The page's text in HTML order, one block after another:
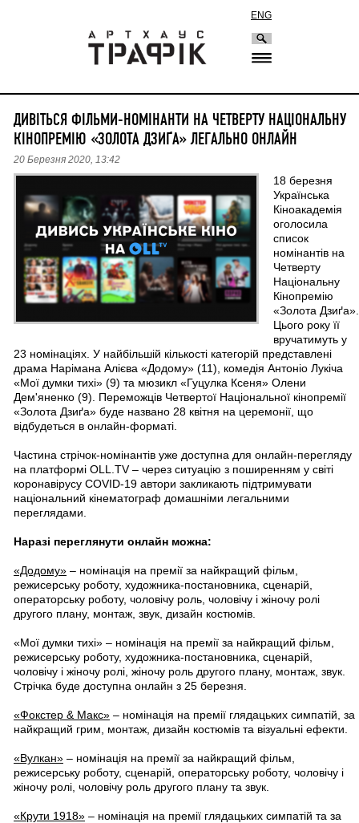
ENG
ДИВІТЬСЯ ФІЛЬМИ-НОМІНАНТИ НА ЧЕТВЕРТУ НАЦІОНАЛЬНУ
КІНОПРЕМІЮ «ЗОЛОТА ДЗИҐА» ЛЕГАЛЬНО ОНЛАЙН
20 Березня 2020, 13:42
18 березня
Українська
Кіноакадемія
оголосила
список
номінантів на
Четверту
Національну
Кінопремію
«Золота Дзиґа».
Цього року її
вручатимуть у
23 номінаціях. У найбільшій кількості категорій представлені
драма Нарімана Алієва «Додому» (11), комедія Антоніо Лукіча
«Мої думки тихі» (9) та мюзикл «Гуцулка Ксеня» Олени
Дем'яненко (9). Переможців Четвертої Національної кінопремії
«Золота Дзиґа» буде названо 28 квітня на церемонії, що
відбудеться в онлайн-форматі.
Частина стрічок-номінантів уже доступна для онлайн-перегляду
на платформі OLL.TV – через ситуацію з поширенням у світі
коронавірусу COVID-19 автори закликають підтримувати
національний кінематограф домашніми легальними
переглядами.
Наразі переглянути онлайн можна:
«Додому» – номінація на премії за найкращий фільм,
режисерську роботу, художника-постановника, сценарій,
операторську роботу, чоловічу роль, чоловічу і жіночу ролі
другого плану, монтаж, звук, дизайн костюмів.
«Мої думки тихі» – номінація на премії за найкращий фільм,
режисерську роботу, художника-постановника, сценарій,
чоловічу і жіночу ролі, жіночу роль другого плану, монтаж, звук.
Стрічка буде доступна онлайн з 25 березня.
«Фокстер & Макс» – номінація на премії глядацьких симпатій, за
найкращий грим, монтаж, дизайн костюмів та візуальні ефекти.
«Вулкан» – номінація на премії за найкращий фільм,
режисерську роботу, сценарій, операторську роботу, чоловічу і
жіночу ролі, чоловічу роль другого плану та звук.
«Крути 1918» – номінація на премії глядацьких симпатій та за